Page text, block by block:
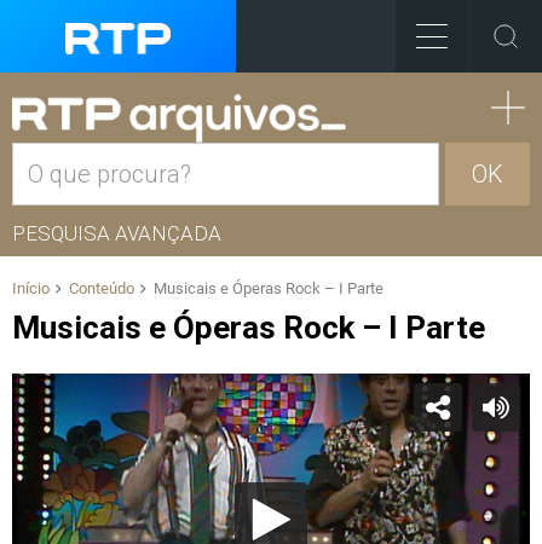
OK
PESQUISA AVANÇADA
Início Conteúdo Musicais e Óperas Rock – I Parte
Musicais e Óperas Rock – I Parte